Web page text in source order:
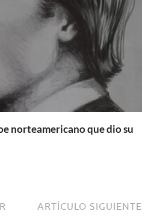
norteamericano que dio su
ARTÍCULO SIGUIENTE